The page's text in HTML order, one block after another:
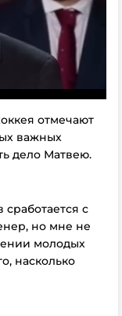
отмечают
важных
дело Матвею.
сработается с
но мне не
молодых
насколько